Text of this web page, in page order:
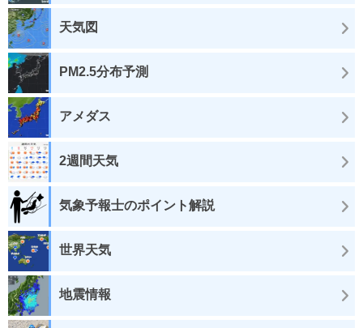
天気図
PM2.5分布予測
アメダス
2週間天気
気象予報士のポイント解説
世界天気
地震情報